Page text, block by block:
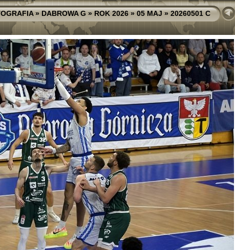
»DABROWA G»ROK 2026»05 MAJ»20260501 C